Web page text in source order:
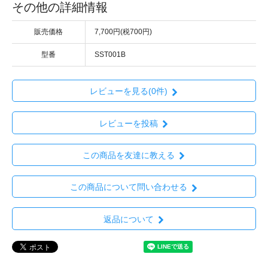
その他の詳細情報
販売価格 7,700円(税700円)
型番 SST001B
レビューを見る(0件)
レビューを投稿
この商品を友達に教える
この商品について問い合わせる
返品について